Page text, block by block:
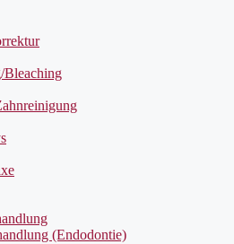
Bleaching
(Endodontie)